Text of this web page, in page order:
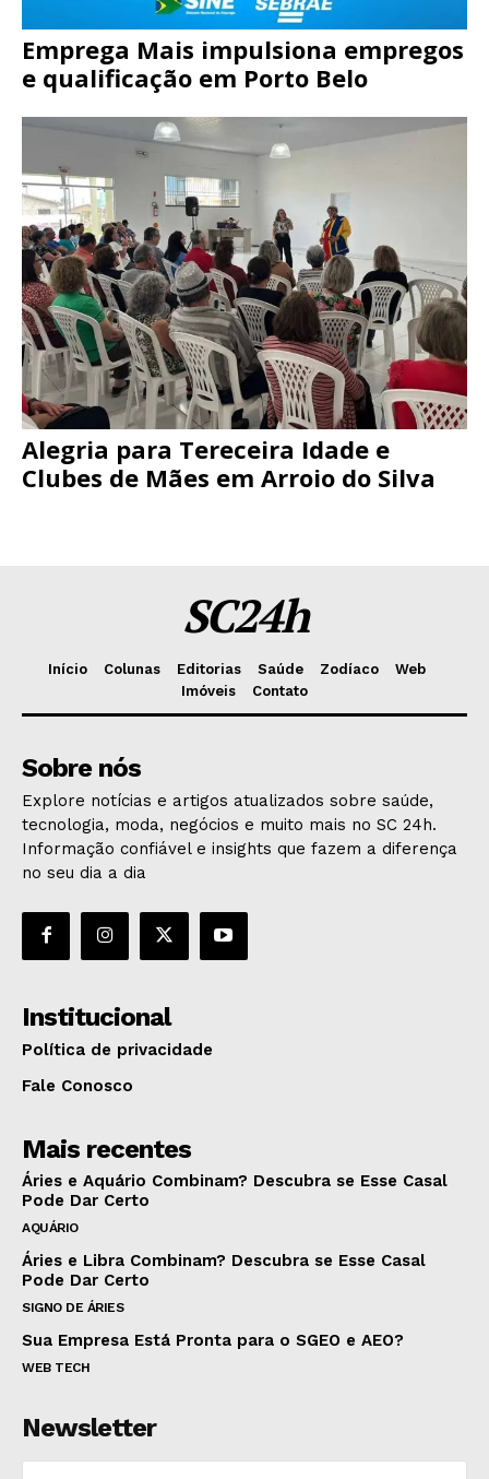
Emprega Mais impulsiona empregos
e qualificação em Porto Belo
Alegria para Tereceira Idade e
Clubes de Mães em Arroio do Silva
SC24h
Início Colunas Editorias Saúde Zodíaco
Web
Imóveis
Contato
Sobre nós
Explore notícias e artigos atualizados sobre saúde,
tecnologia, moda, negócios e muito mais no SC 24h.
Informação confiável e insights que fazem a diferença
no seu dia a dia
Institucional
Política de privacidade
Fale Conosco
Mais recentes
Áries e Aquário Combinam? Descubra se Esse Casal
Pode Dar Certo
AQUÁRIO
Áries e Libra Combinam? Descubra se Esse Casal
Pode Dar Certo
SIGNO DE ÁRIES
Sua Empresa Está Pronta para o SGEO e AEO?
WEB TECH
Newsletter